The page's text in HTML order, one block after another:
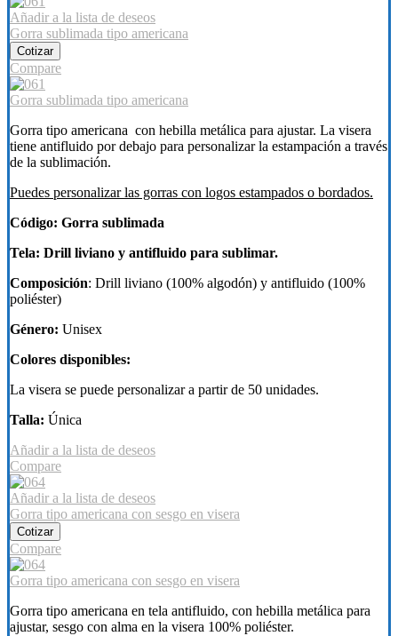
Añadir a la lista de deseos
Gorra sublimada tipo americana
Cotizar
Compare
Gorra sublimada tipo americana
Gorra tipo americana con hebilla metálica para ajustar. La visera
tiene antifluido por debajo para personalizar la estampación a través
de la sublimación.
Puedes personalizar las gorras con logos estampados o bordados.
Código: Gorra sublimada
Tela: Drill liviano y antifluido para sublimar.
Composición: Drill liviano (100% algodón) y antifluido (100%
poliéster)
Género: Unisex
Colores disponibles:
La visera se puede personalizar a partir de 50 unidades.
Talla: Única
Añadir a la lista de deseos
Compare
Añadir a la lista de deseos
Gorra tipo americana con sesgo en visera
Cotizar
Compare
Gorra tipo americana con sesgo en visera
Gorra tipo americana en tela antifluido, con hebilla metálica para
ajustar, sesgo con alma en la visera 100% poliéster.